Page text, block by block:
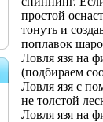
простой
тонуть и
поплавок
Ловля язя на
(подбираем
Ловля язя с
не толстой
Ловля язя на